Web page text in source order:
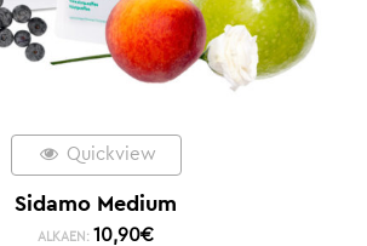
Quickview
Sidamo Medium
ALKAEN: 10,90€